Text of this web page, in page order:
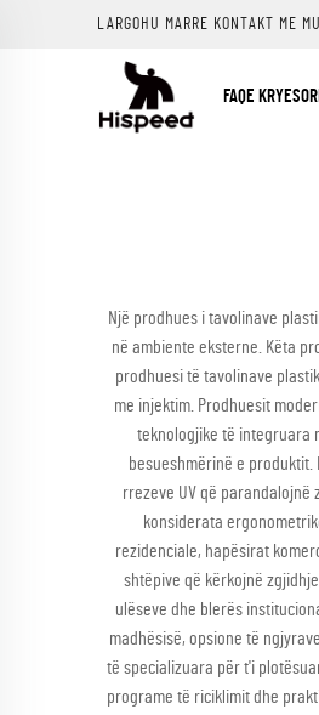
LARGOHU MARRE KONTAKT ME
FAQE
Një prodhues i tavolinave
në ambiente eksterne. Këta
prodhuesi të tavolinave
me injektim. Prodhuesit
teknologjike të integruara
besueshmërinë e
rrezeve UV që
konsiderata
rezidenciale, hapësirat
shtëpive që kërkojnë
ulëseve dhe blerës
madhësisë, opsione të
të specializuara për t'i
programe të riciklimit dhe